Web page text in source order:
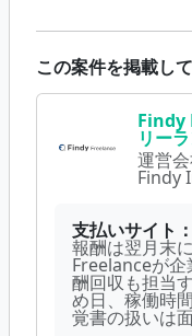
この案件を掲載し
Findy
リーラ
運営会
Findy
支払いサイト：
報酬は翌月末
Freelanceが企
酬回収も担当
め日、稼働時
覚書の扱いは